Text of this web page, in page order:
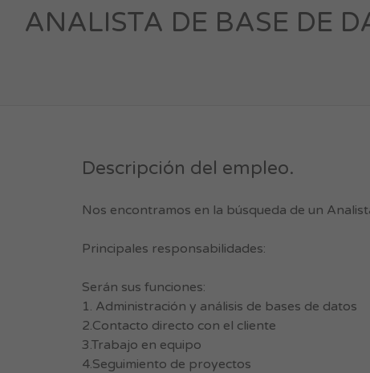
ANALISTA DE BASE DE
Descripción del empleo.
Nos encontramos en la búsqueda de un
Principales responsabilidades:
Serán sus funciones:
1. Administración y análisis de bases de datos
2.Contacto directo con el cliente
3.Trabajo en equipo
4.Seguimiento de proyectos